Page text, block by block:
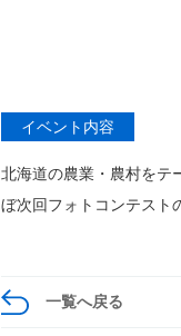
イベント内容
北海道の農業・農村をテ
ぼ次回フォトコンテスト
一覧へ戻る